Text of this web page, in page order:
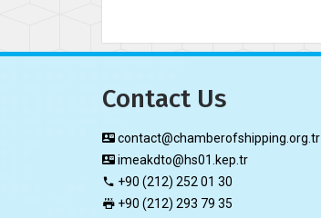
Contact Us
contact@chamberofshipping.org.tr
imeakdto@hs01.kep.tr
+90 (212) 252 01 30
+90 (212) 293 79 35